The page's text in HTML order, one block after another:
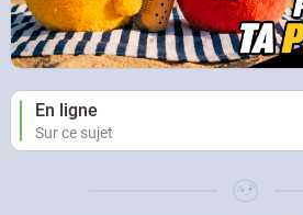
En ligne
Sur ce sujet